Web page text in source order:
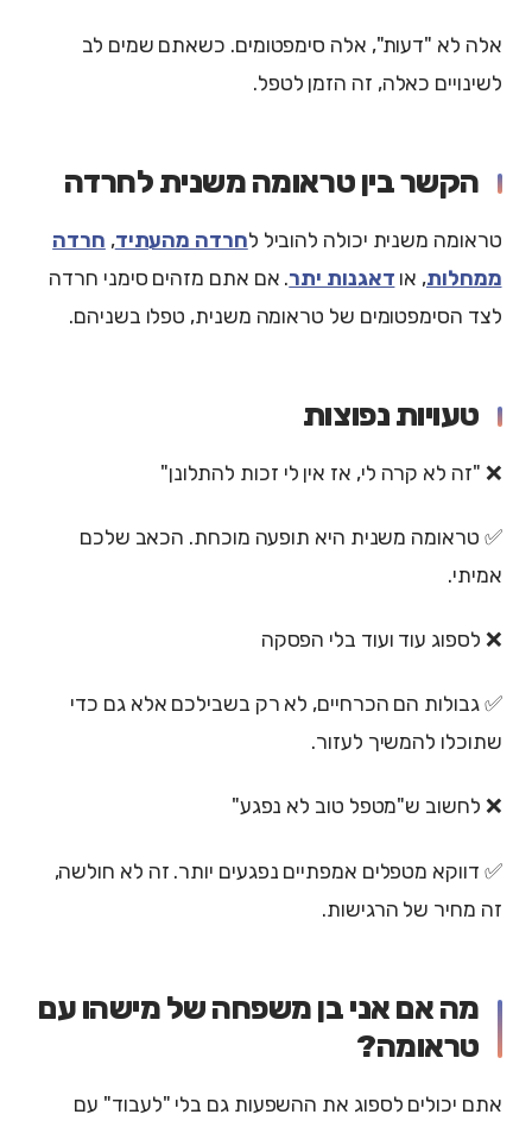
אלה לא "דעות", אלה סימפטומים. כשאתם שמים לב
לשינויים כאלה, זה הזמן לטפל.
הקשר בין טראומה משנית לחרדה
טראומה משנית יכולה להוביל לחרדה מהעתיד, חרדה
ממחלות, או דאגנות יתר. אם אתם מזהים סימני חרדה
לצד הסימפטומים של טראומה משנית, טפלו בשניהם.
טעויות נפוצות
❌ "זה לא קרה לי, אז אין לי זכות להתלונן"
✅ טראומה משנית היא תופעה מוכחת. הכאב שלכם
אמיתי.
❌ לספוג עוד ועוד בלי הפסקה
✅ גבולות הם הכרחיים, לא רק בשבילכם אלא גם כדי
שתוכלו להמשיך לעזור.
❌ לחשוב ש"מטפל טוב לא נפגע"
✅ דווקא מטפלים אמפתיים נפגעים יותר. זה לא חולשה,
זה מחיר של הרגישות.
מה אם אני בן משפחה של מישהו עם
טראומה?
אתם יכולים לספוג את ההשפעות גם בלי "לעבוד" עם